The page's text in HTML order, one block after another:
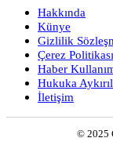
Hakkında
Künye
Gizlilik
Çerez Politikası
Haber
Hukuka
İletişim
© 2025